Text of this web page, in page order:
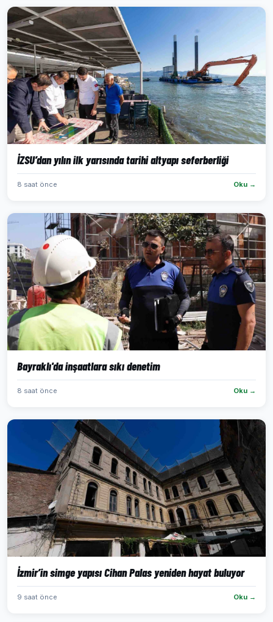
İZSU’dan yılın ilk yarısında tarihi altyapı seferberliği
8 saat önce Oku →
Bayraklı'da inşaatlara sıkı denetim
8 saat önce Oku →
İzmir’in simge yapısı Cihan Palas yeniden hayat buluyor
9 saat önce Oku →